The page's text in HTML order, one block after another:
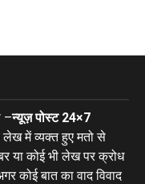
–न्यूज़ पोस्ट 24×7
लेख में व्यक्त हुए मतो से
या कोई भी लेख पर क्रोध
कोई बात का वाद विवाद